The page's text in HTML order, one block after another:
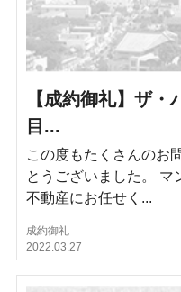
【成約御礼】ザ
目...
この度もたくさんのお
とうございました。 マ
不動産にお任せく...
成約御礼
2022.03.27